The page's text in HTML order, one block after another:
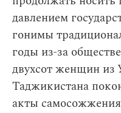
давлением
гонимы
годы из-за
двухсот женщин из
Таджикистана
акты